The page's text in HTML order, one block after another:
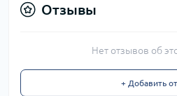
Отзывы
Нет отзывов об
+ Добавить